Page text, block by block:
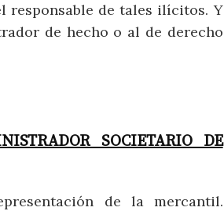
responsable de tales ilícitos. Y
de hecho o al de derecho
SOCIETARIO DE
de la mercantil.